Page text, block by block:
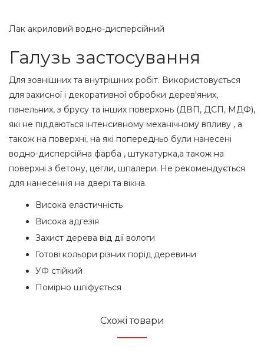
Лак акриловий водно-дисперсійний
Галузь застосування
Для зовнішних та внутрішних робіт. Використовується
для захисної і декоративної обробки дерев'яних,
панельних, з брусу та інших поверхонь (ДВП, ДСП, МДФ),
які не піддаються інтенсивному механічному впливу , а
також на поверхні, на які попередньо були нанесені
водно-дисперсійна фарба , штукатурка,а також на
поверхні з бетону, цегли, шпалери. Не рекомендується
для нанесення на двері та вікна.
Висока еластичність
Висока адгезія
Захист дерева від дії вологи
Готові кольори різних порід деревини
УФ стійкий
Помірно шліфується
Схожі товари